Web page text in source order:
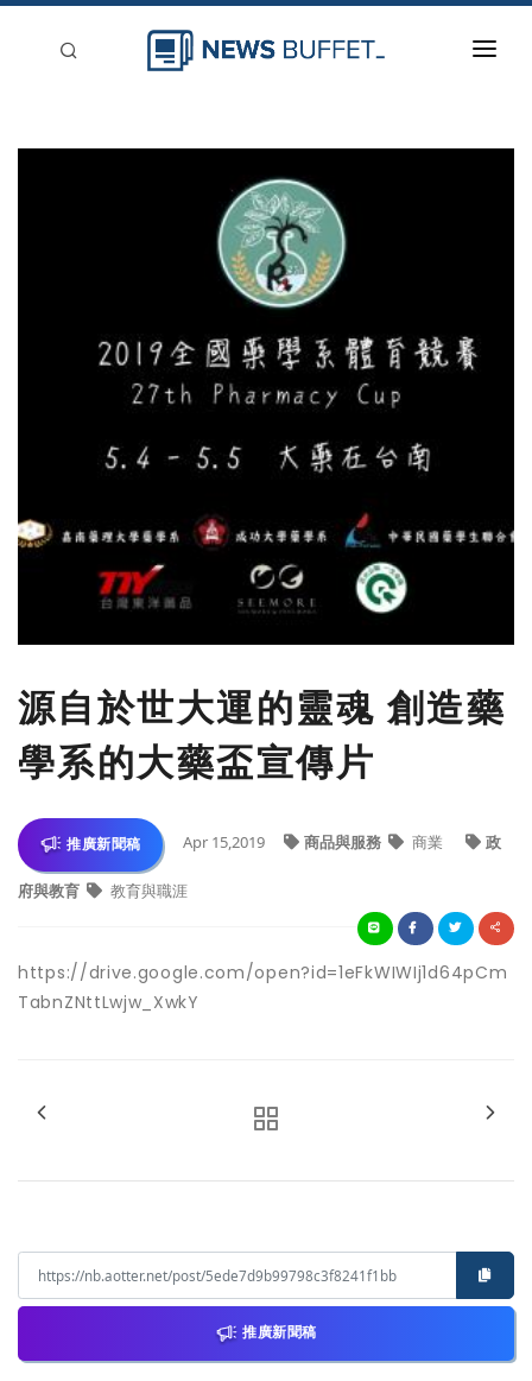
源自於世大運的靈魂 創造藥
學系的大藥盃宣傳片
推廣新聞稿 Apr 15,2019 商品與服務 商業 政
府與教育 教育與職涯
https://drive.google.com/open?id=1eFkWIWIj1d64pCm
TabnZNttLwjw_XwkY
推廣新聞稿